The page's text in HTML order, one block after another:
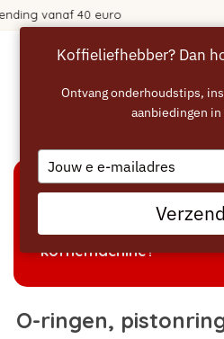
Welke producten
koffiemachine?
O-ringen,
Koffieliefhebber? Dan
Ontvang onderhoudstips,
aanbiedingen
Type
your
email